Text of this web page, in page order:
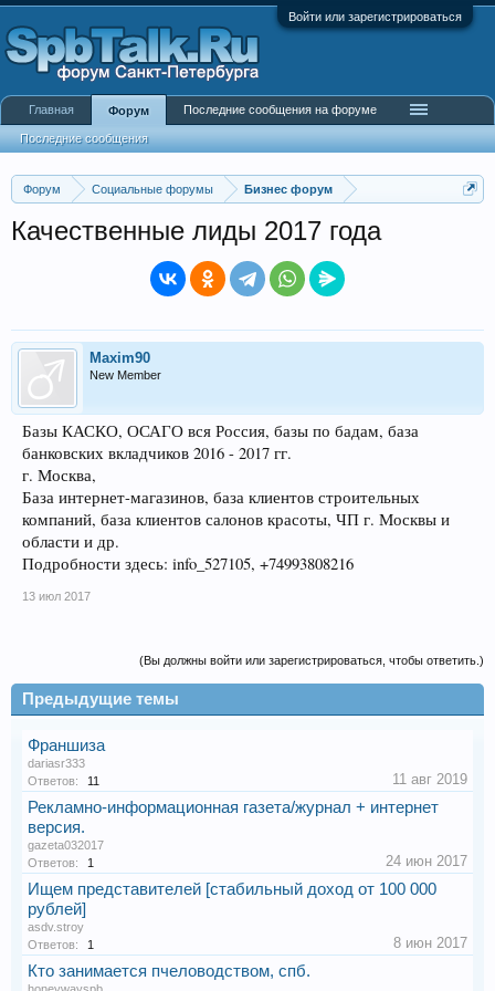
Войти или зарегистрироваться
Форум Социальные форумы Бизнес форум
Качественные лиды 2017 года
Maxim90
New Member
Базы КАСКО, ОСАГО вся Россия, базы по бадам, база
банковских вкладчиков 2016 - 2017 гг.
г. Москва,
База интернет-магазинов, база клиентов строительных
компаний, база клиентов салонов красоты, ЧП г. Москвы и
области и др.
Подробности здесь: info_527105, +74993808216
13 июл 2017
(Вы должны войти или зарегистрироваться, чтобы ответить.)
Предыдущие темы
Франшиза
dariasr333
Ответов:
11 11 авг 2019
Рекламно-информационная газета/журнал + интернет
версия.
gazeta032017
Ответов:
1 24 июн 2017
Ищем представителей [стабильный доход от 100 000
рублей]
asdv.stroy
Ответов:
1 8 июн 2017
Кто занимается пчеловодством, спб.
Главная Форум
Последние сообщения
Последние сообщения на форуме